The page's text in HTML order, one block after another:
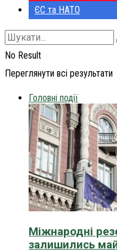
ЄС та НАТО
No Result
Переглянути всі результати
Головні події
Міжнародні
залишились